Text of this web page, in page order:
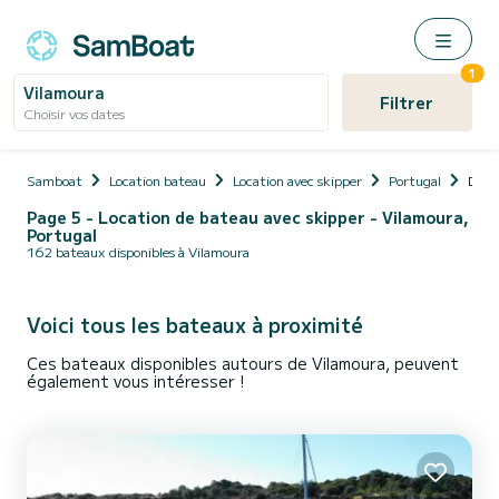
Vilamoura
Choisir vos dates Filtrer
1
Samboat Location bateau Location avec skipper Portugal
Page 5 - Location de bateau avec skipper - Vilamoura,
Portugal
162 bateaux disponibles à Vilamoura
Voici tous les bateaux à proximité
Ces bateaux disponibles autours de Vilamoura, peuvent
également vous intéresser !